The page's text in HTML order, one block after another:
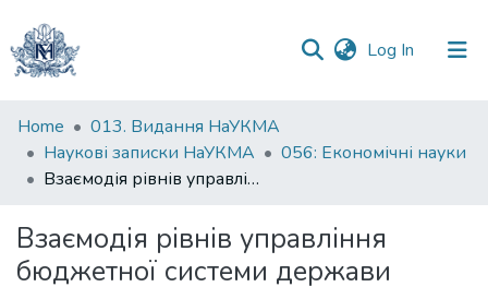
Log In (current)
Communities
&
Collections
Statistics
Home
013. Видання НаУКМА
Наукові записки НаУКМА
056: Економічні науки
Взаємодія рівнів управління бюджетної системи держави
Взаємодія рівнів управління
бюджетної системи держави